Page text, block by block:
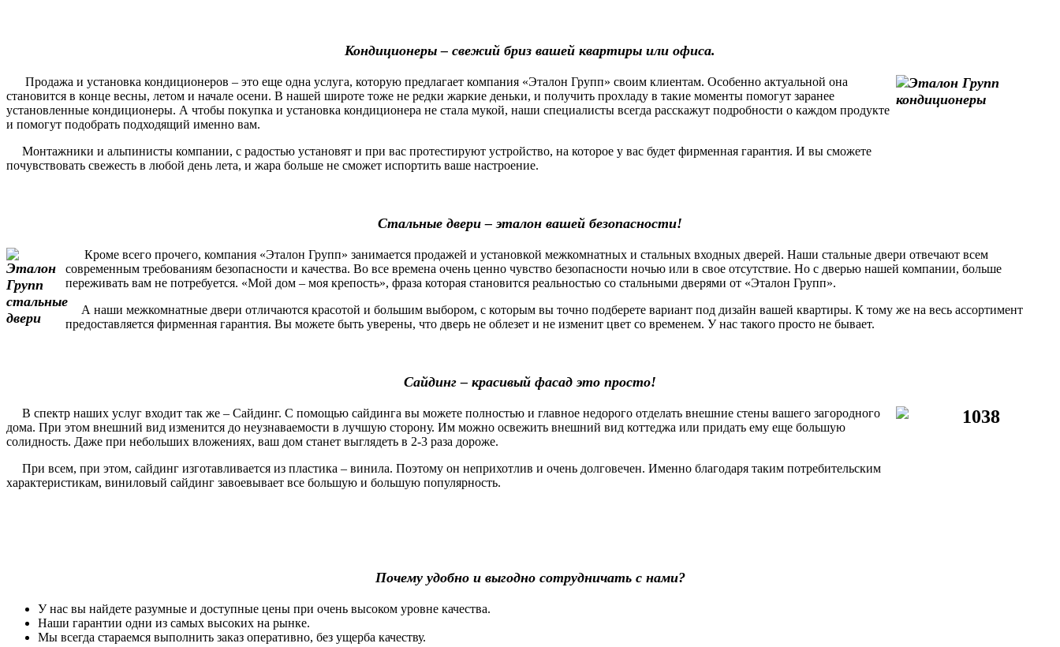
Кондиционеры – свежий бриз вашей квартиры или офиса.
Продажа и установка кондиционеров – это еще одна услуга, которую предлагает компания «Эталон Групп» своим клиентам. Особенно актуальной она
становится в конце весны, летом и начале осени. В нашей широте тоже не редки жаркие деньки, и получить прохладу в такие моменты помогут заранее
установленные кондиционеры. А чтобы покупка и установка кондиционера не стала мукой, наши специалисты всегда расскажут подробности о каждом продукте
и помогут подобрать подходящий именно вам.
Монтажники и альпинисты компании, с радостью установят и при вас протестируют устройство, на которое у вас будет фирменная гарантия. И вы сможете
почувствовать свежесть в любой день лета, и жара больше не сможет испортить ваше настроение.
Стальные двери – эталон вашей безопасности!
Кроме всего прочего, компания «Эталон Групп» занимается продажей и установкой межкомнатных и стальных входных дверей. Наши стальные двери отвечают всем
современным требованиям безопасности и качества. Во все времена очень ценно чувство безопасности ночью или в свое отсутствие. Но с дверью нашей компании, больше
переживать вам не потребуется. «Мой дом – моя крепость», фраза которая становится реальностью со стальными дверями от «Эталон Групп».
А наши межкомнатные двери отличаются красотой и большим выбором, с которым вы точно подберете вариант под дизайн вашей квартиры. К тому же на весь ассортимент
предоставляется фирменная гарантия. Вы можете быть уверены, что дверь не облезет и не изменит цвет со временем. У нас такого просто не бывает.
Сайдинг – красивый фасад это просто!
В спектр наших услуг входит так же – Сайдинг. С помощью сайдинга вы можете полностью и главное недорого отделать внешние стены вашего загородного
дома. При этом внешний вид изменится до неузнаваемости в лучшую сторону. Им можно освежить внешний вид коттеджа или придать ему еще большую
солидность. Даже при небольших вложениях, ваш дом станет выглядеть в 2-3 раза дороже.
При всем, при этом, сайдинг изготавливается из пластика – винила. Поэтому он неприхотлив и очень долговечен. Именно благодаря таким потребительским
характеристикам, виниловый сайдинг завоевывает все большую и большую популярность.
Почему удобно и выгодно сотрудничать с нами?
У нас вы найдете разумные и доступные цены при очень высоком уровне качества.
Наши гарантии одни из самых высоких на рынке.
Мы всегда стараемся выполнить заказ оперативно, без ущерба качеству.